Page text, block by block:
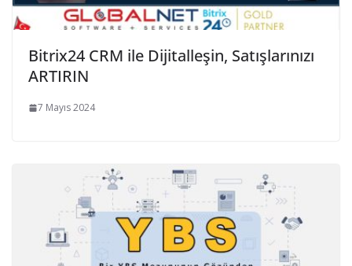
Bitrix24 CRM ile Dijitalleşin, Satışlarınızı
ARTIRIN
7 Mayıs 2024